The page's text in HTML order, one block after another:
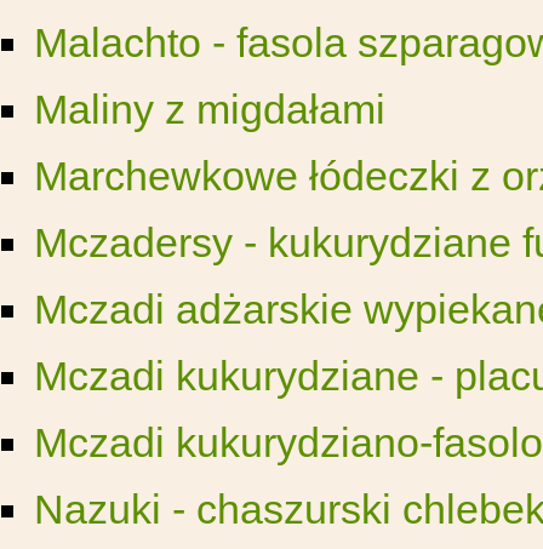
Malachto - fasola
Maliny z migdałami
Marchewkowe łódeczki z
Mczadersy - kukurydziane
Mczadi adżarskie
Mczadi kukurydziane -
Mczadi kukurydziano-
Nazuki - chaszurski